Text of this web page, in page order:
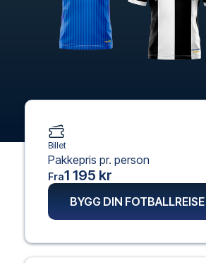
Billet
Pakkepris pr. person
Fra1 195 kr
BYGG DIN FOTBALLREISE